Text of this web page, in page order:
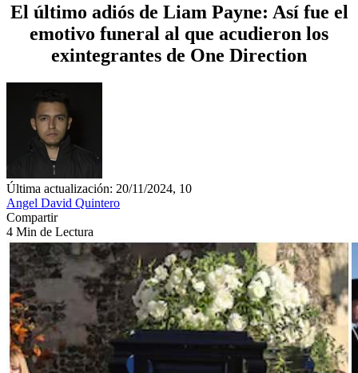
El último adiós de Liam Payne: Así fue el
emotivo funeral al que acudieron los
exintegrantes de One Direction
Última actualización: 20/11/2024, 10
Angel David Quintero
Compartir
4 Min de Lectura